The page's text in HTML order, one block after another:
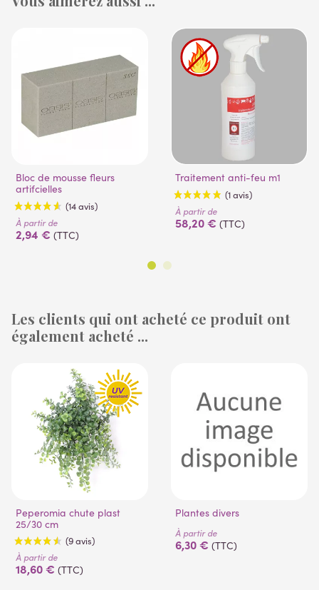
Bloc de mousse fleurs
artifcielles
(14 avis)
À partir de
2,94 € (TTC)
Traitement anti-feu m1
(1 avis)
À partir de
58,20 € (TTC)
Les clients qui ont acheté ce produit ont
également acheté ...
Peperomia chute plast
25/30 cm
À partir de
18,60 € (TTC)
Plantes divers
À partir de
6,30 € (TTC)